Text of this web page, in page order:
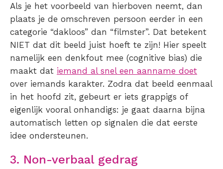
Als je het voorbeeld van hierboven neemt, dan
plaats je de omschreven persoon eerder in een
categorie “dakloos” dan “filmster”. Dat betekent
NIET dat dit beeld juist hoeft te zijn! Hier speelt
namelijk een denkfout mee (cognitive bias) die
maakt dat iemand al snel een aanname doet
over iemands karakter. Zodra dat beeld eenmaal
in het hoofd zit, gebeurt er iets grappigs of
eigenlijk vooral onhandigs: je gaat daarna bijna
automatisch letten op signalen die dat eerste
idee ondersteunen.
3. Non-verbaal gedrag